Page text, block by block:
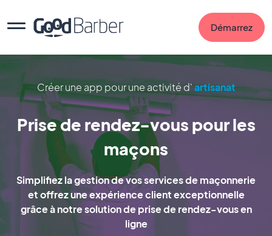
Démarrez
Créer une app pour une activité d'artisanat
Prise de rendez-vous pour les
maçons
Simplifiez la gestion de vos services de maçonnerie
et offrez une expérience client exceptionnelle
grâce à notre solution de prise de rendez-vous en
ligne